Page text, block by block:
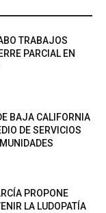
TRABAJOS
PARCIAL EN
BAJA CALIFORNIA
DE SERVICIOS
PROPONE
LA LUDOPATÍA